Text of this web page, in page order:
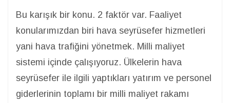
Bu karışık bir konu. 2 faktör var. Faaliyet
konularımızdan biri hava seyrüsefer hizmetleri
yani hava trafiğini yönetmek. Milli maliyet
sistemi içinde çalışıyoruz. Ülkelerin hava
seyrüsefer ile ilgili yaptıkları yatırım ve personel
giderlerinin toplamı bir milli maliyet rakamı